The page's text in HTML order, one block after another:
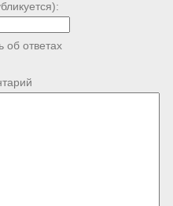
об ответах